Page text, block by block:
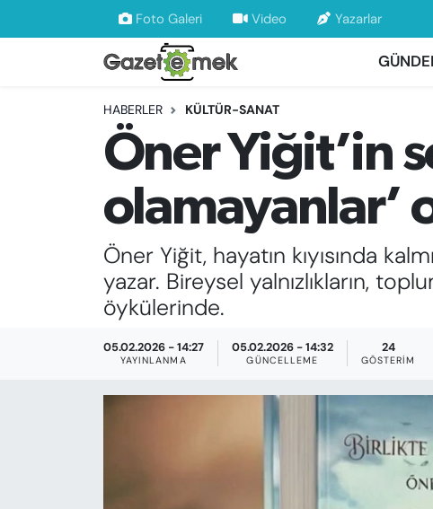
Foto Galeri Video Yazarlar
HABERLER KÜLTÜR-SANAT
Öner Yiğit’in
olamayanlar’
Öner Yiğit, hayatın kıyısında
yazar. Bireysel yalnızlıkların,
öykülerinde.
05.02.2026 - 14:27
YAYINLANMA
05.02.2026 - 14:32
GÜNCELLEME
24
GÖSTERIM
DÜNYA
EKONOMİ
EMEK HABERLERİ
YENİ MEDYADA EMEK GAZETECİLİĞİNİ
GELİŞTİRMEK
FAYDALI BİLGİLER
GÜNDEM
Nöbetçi Eczaneler
Hava Durumu
İstanbul Namaz Vakitleri
Trafik Durumu
Süper Lig Puan Durumu ve Fikstür
Tüm Manşetler
Son Dakika Haberleri